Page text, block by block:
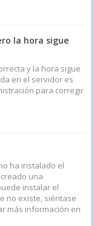
la hora sigue
y la hora sigue
en el servidor es
para corregir
ha instalado el
una
instalar el
no existe, siéntase
más información en